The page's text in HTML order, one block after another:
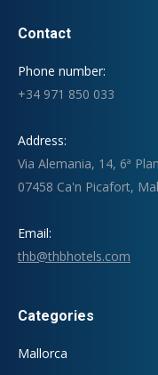
Contact
Phone number:
+34 971 850 033
Address:
Via Alemania, 14, 6ª
07458 Ca'n Picafort,
Email:
thb@thbhotels.com
Categories
Mallorca